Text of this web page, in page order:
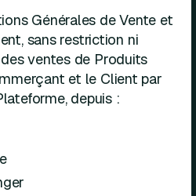
Générales de Vente et
sans restriction ni
ventes de Produits
et le Client par
depuis :